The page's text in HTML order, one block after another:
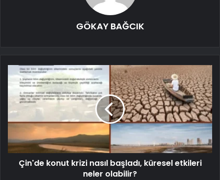
GÖKAY BAĞCIK
Çin'de konut krizi nasıl başladı, küresel etkileri
neler olabilir?